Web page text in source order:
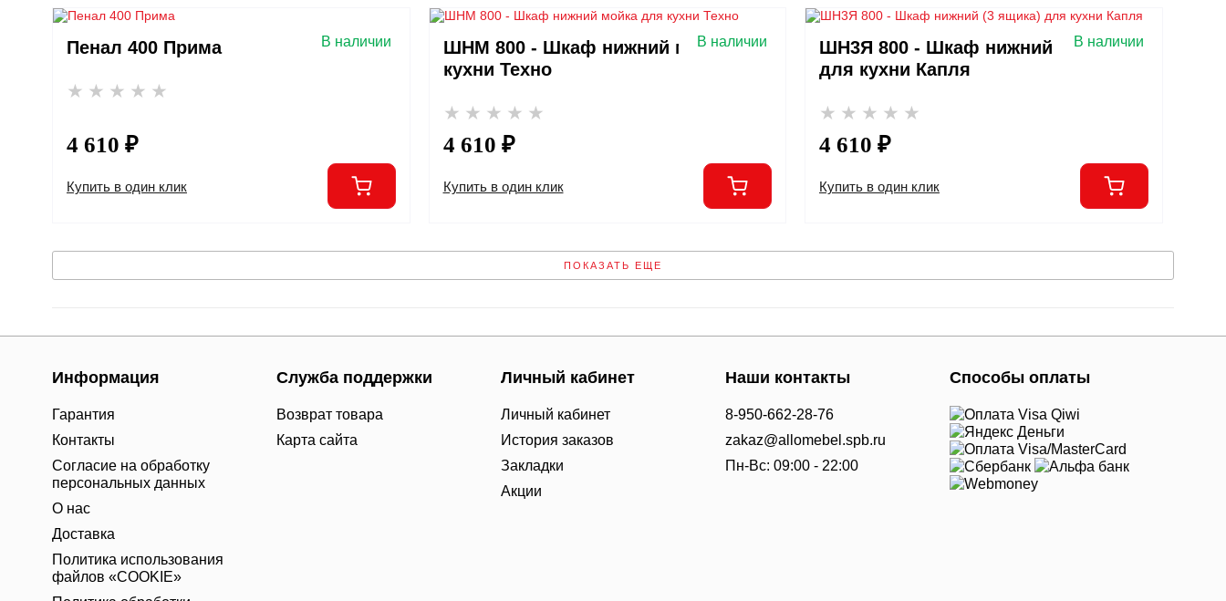
В наличии
Пенал 400 Прима
4 610 ₽
Купить в один клик
В наличии
ШНМ 800 - Шкаф нижний мойка для
кухни Техно
4 610 ₽
Купить в один клик
В наличии
ШН3Я 800 - Шкаф нижний (3 ящика)
для кухни Капля
4 610 ₽
Купить в один клик
ПОКАЗАТЬ ЕЩЕ
Информация
Гарантия
Контакты
Согласие на обработку
персональных данных
О нас
Доставка
Политика использования
файлов «COOKIE»
Служба поддержки
Возврат товара
Карта сайта
Личный кабинет
Личный кабинет
История заказов
Закладки
Акции
Наши контакты
8-950-662-28-76
zakaz@allomebel.spb.ru
Пн-Вс: 09:00 - 22:00
Способы оплаты